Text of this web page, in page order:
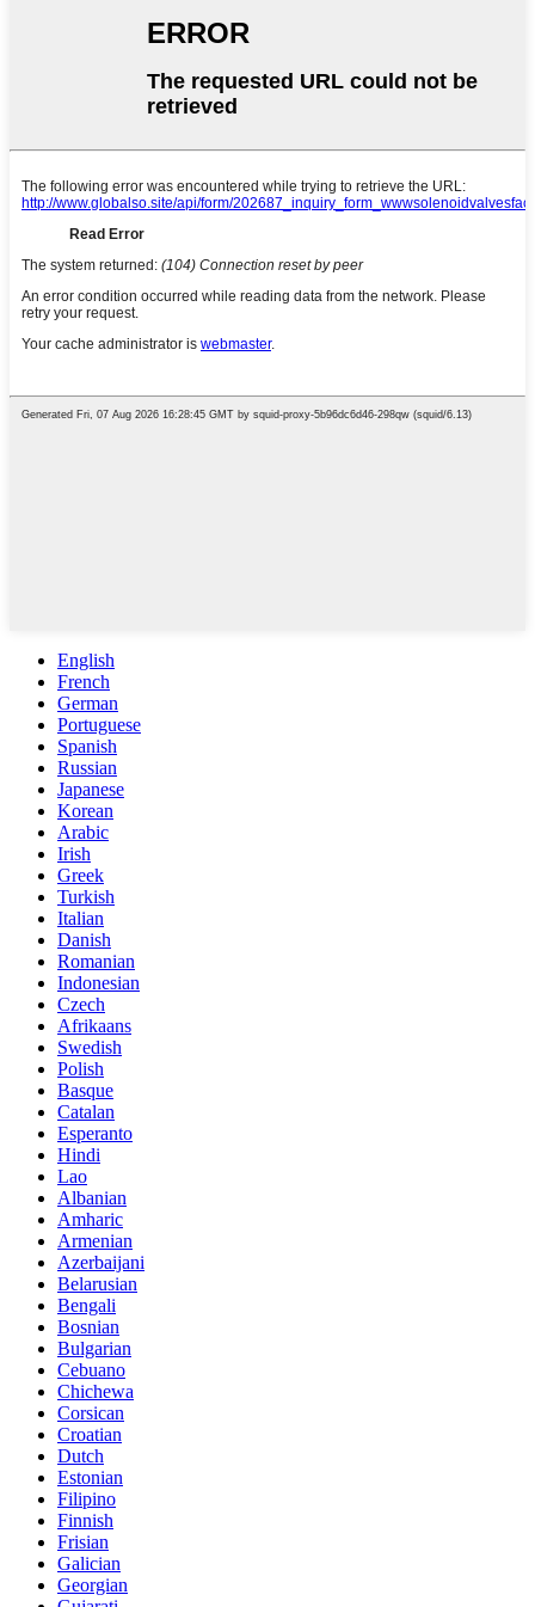
English
French
German
Portuguese
Spanish
Russian
Japanese
Korean
Arabic
Irish
Greek
Turkish
Italian
Danish
Romanian
Indonesian
Czech
Afrikaans
Swedish
Polish
Basque
Catalan
Esperanto
Hindi
Lao
Albanian
Amharic
Armenian
Azerbaijani
Belarusian
Bengali
Bosnian
Bulgarian
Cebuano
Chichewa
Corsican
Croatian
Dutch
Estonian
Filipino
Finnish
Frisian
Galician
Georgian